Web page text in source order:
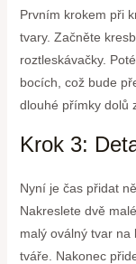
Prvním krokem při
tvary. Začněte
roztleskávačky.
bocích, což bude
dlouhé přímky dolů
Krok 3:
Nyní je čas přidat
Nakreslete dvě
malý oválný tvar
tváře. Nakonec